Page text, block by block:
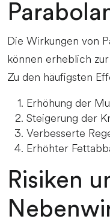
Die Wirkungen von
können erheblich
Zu den häufigsten
Erhöhung der
Steigerung der
Verbesserte
Erhöhter
Risiken